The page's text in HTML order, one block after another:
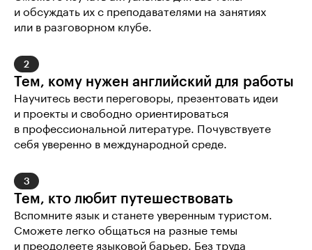
и обсуждать их с преподавателями на занятиях
или в разговорном клубе.
2
Тем, кому нужен английский для работы
Научитесь вести переговоры, презентовать идеи
и проекты и свободно ориентироваться
в профессиональной литературе. Почувствуете
себя уверенно в международной среде.
3
Тем, кто любит путешествовать
Вспомните язык и станете уверенным туристом.
Сможете легко общаться на разные темы
и преодолеете языковой барьер. Без труда